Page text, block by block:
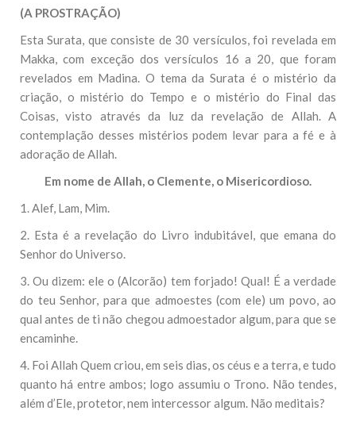
(A PROSTRAÇÃO)
Esta Surata, que consiste de 30 versículos, foi revelada em
Makka, com exceção dos versículos 16 a 20, que foram
revelados em Madina. O tema da Surata é o mistério da
criação, o mistério do Tempo e o mistério do Final das
Coisas, visto através da luz da revelação de Allah. A
contemplação desses mistérios podem levar para a fé e à
adoração de Allah.
Em nome de Allah, o Clemente, o Misericordioso.
1. Alef, Lam, Mim.
2. Esta é a revelação do Livro indubitável, que emana do
Senhor do Universo.
3. Ou dizem: ele o (Alcorão) tem forjado! Qual! É a verdade
do teu Senhor, para que admoestes (com ele) um povo, ao
qual antes de ti não chegou admoestador algum, para que se
encaminhe.
4. Foi Allah Quem criou, em seis dias, os céus e a terra, e tudo
quanto há entre ambos; logo assumiu o Trono. Não tendes,
além d’Ele, protetor, nem intercessor algum. Não meditais?